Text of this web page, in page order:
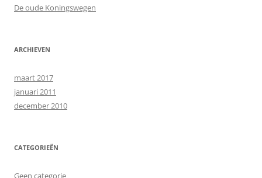
De oude Koningswegen
ARCHIEVEN
maart 2017
januari 2011
december 2010
CATEGORIEËN